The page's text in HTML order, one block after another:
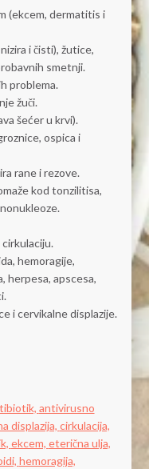
(ekcem, dermatitis i
i čisti), žutice,
smetnji.
problema.
žuči.
šećer u krvi).
ospica i
rane i rezove.
kod tonzilitisa,
cirkulaciju.
hemoragije,
apscesa,
i cervikalne displazije.
antivirusno
displazija, cirkulacija,
ekcem, eterična ulja,
hemoragija,